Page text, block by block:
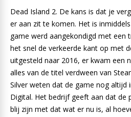
Dead Island 2. De kans is dat je
er aan zit te komen. Het is
game werd aangekondigd met een
het snel de verkeerde kant op met
uitgesteld naar 2016, er kwam een
alles van de titel verdween van
Silver weten dat de game nog altijd
Digital. Het bedrijf geeft aan dat de
blij zijn met dat wat er nu is, al